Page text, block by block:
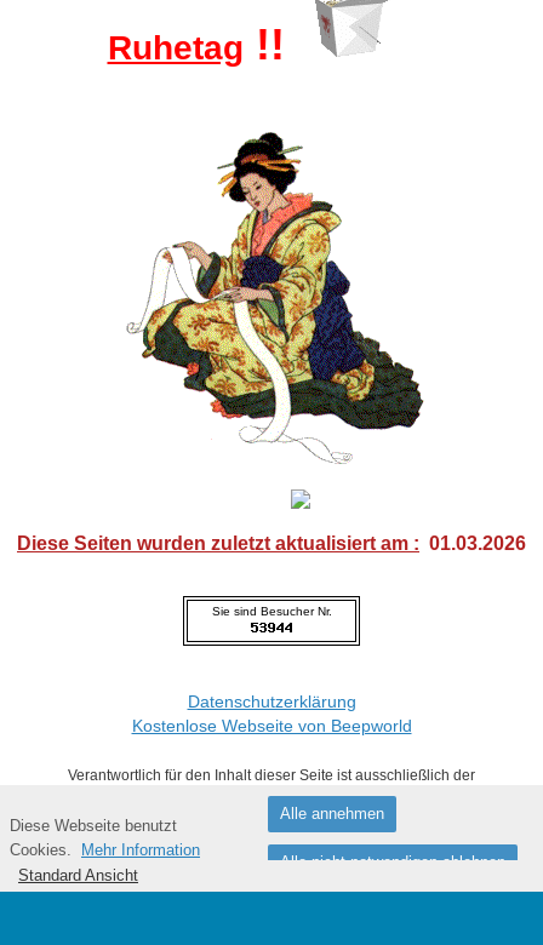
Ruhetag !!
Diese Seiten wurden zuletzt aktualisiert am : 01.03.2026
Sie sind Besucher Nr.
Datenschutzerklärung
Kostenlose Webseite von Beepworld
Verantwortlich für den Inhalt dieser Seite ist ausschließlich der
Autor dieser Homepage, kontaktierbar überdieses Formular!
Fußzeile
Standard Ansicht
Diese Webseite benutzt
Cookies.
Mehr Information
Alle annehmen
Alle nicht notwendigen ablehnen